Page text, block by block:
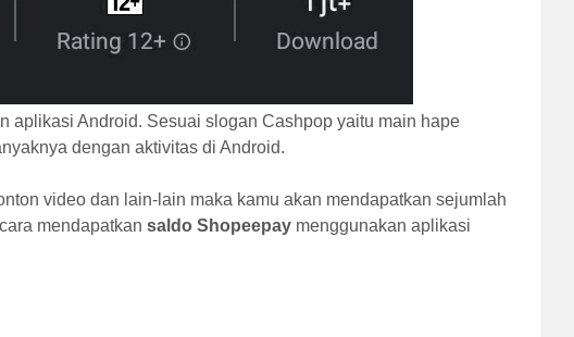
aplikasi Android. Sesuai slogan Cashpop yaitu main hape
dengan aktivitas di Android.
video dan lain-lain maka kamu akan mendapatkan sejumlah
mendapatkansaldo Shopeepay menggunakan aplikasi